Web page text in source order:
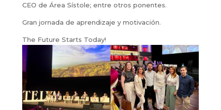
CEO de Área Sístole; entre otros ponentes.
Gran jornada de aprendizaje y motivación.
The Future Starts Today!